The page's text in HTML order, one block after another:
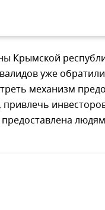
Крымской
уже
механизм
предоставлена